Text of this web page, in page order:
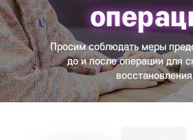
Просим соблюдать меры
до и после операции для
восстановления